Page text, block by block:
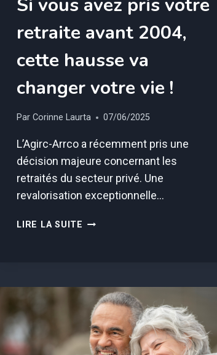
Si vous avez pris votre
retraite avant 2004,
cette hausse va
changer votre vie !
Par Corinne Laurta 07/06/2025
L’Agirc-Arrco a récemment pris une
décision majeure concernant les
retraités du secteur privé. Une
revalorisation exceptionnelle…
LIRE LA SUITE SI
RETRAITE
AVANT
2004,
CETTE
HAUSSE